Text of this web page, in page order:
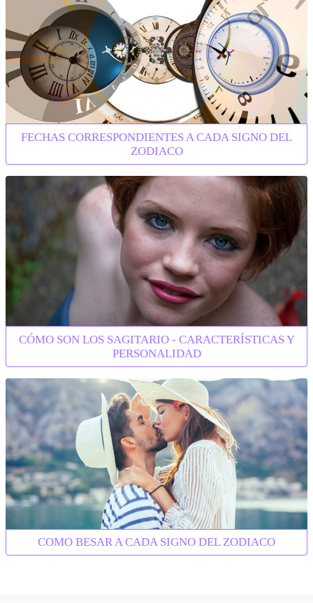
FECHAS CORRESPONDIENTES A CADA SIGNO DEL
ZODIACO
CÓMO SON LOS SAGITARIO - CARACTERÍSTICAS Y
PERSONALIDAD
COMO BESAR A CADA SIGNO DEL ZODIACO